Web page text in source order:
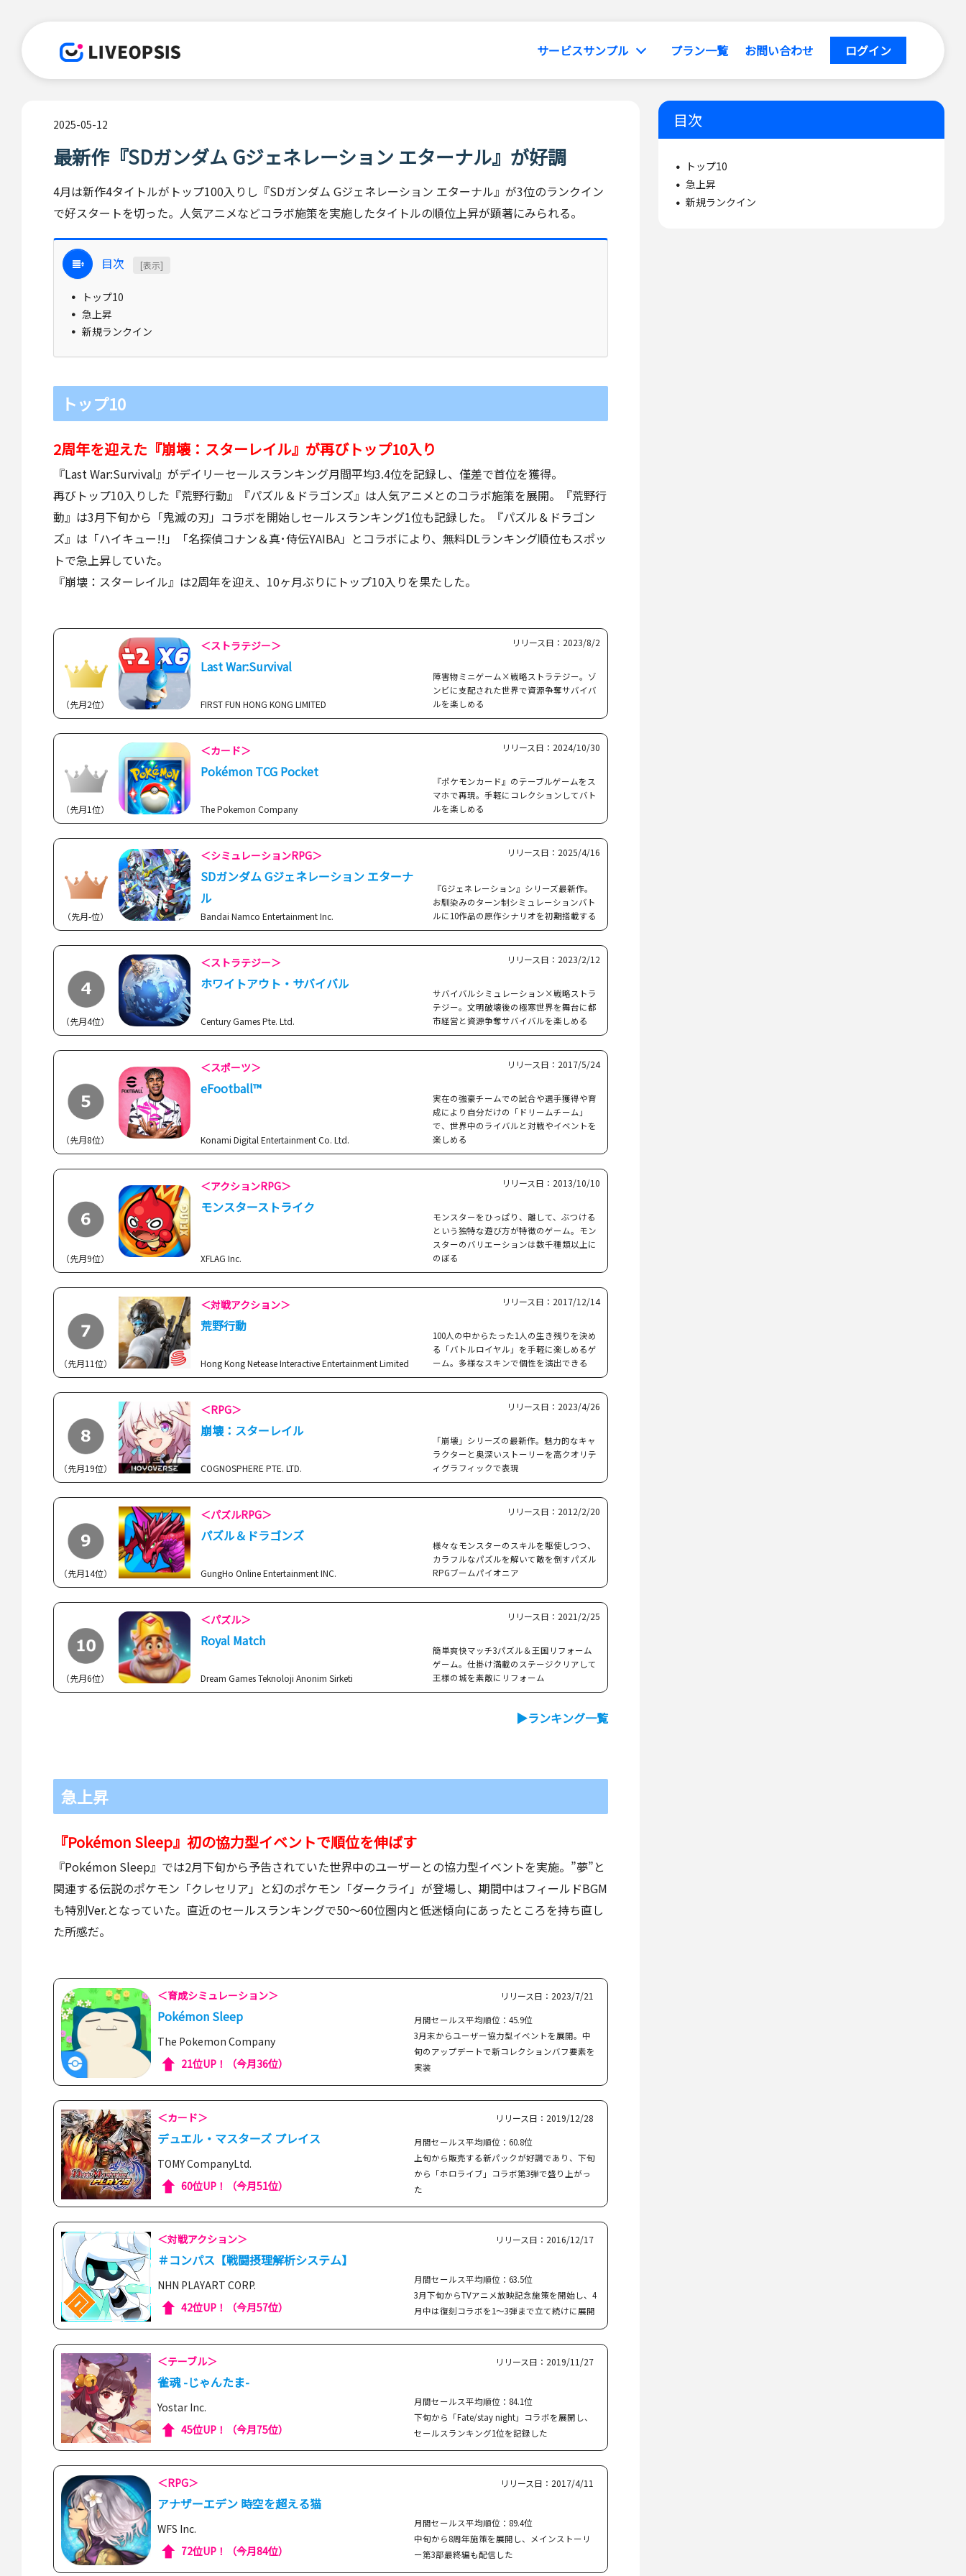
サービスサンプル プラン一覧 お問い合わせ ログイン
2025-05-12
最新作『SDガンダム Gジェネレーション エターナル』が好調
4月は新作4タイトルがトップ100入りし『SDガンダム Gジェネレーション エターナル』が3位のランクイン
で好スタートを切った。人気アニメなどコラボ施策を実施したタイトルの順位上昇が顕著にみられる。
目次 [表示]
トップ10
急上昇
新規ランクイン
トップ10
2周年を迎えた『崩壊：スターレイル』が再びトップ10入り
『Last War:Survival』がデイリーセールスランキング月間平均3.4位を記録し、僅差で首位を獲得。
再びトップ10入りした『荒野行動』『パズル＆ドラゴンズ』は人気アニメとのコラボ施策を展開。『荒野行
動』は3月下旬から「鬼滅の刃」コラボを開始しセールスランキング1位も記録した。『パズル＆ドラゴン
ズ』は「ハイキュー!!」「名探偵コナン＆真･侍伝YAIBA」 とコラボにより、無料DLランキング順位もスポッ
トで急上昇していた。
『崩壊：スターレイル』は2周年を迎え、10ヶ月ぶりにトップ10入りを果たした。
（先月2位）
＜ストラテジー＞ リリース日：2023/8/2
Last War:Survival
FIRST FUN HONG KONG LIMITED
障害物ミニゲーム×戦略ストラテジー。ゾ
ンビに支配された世界で資源争奪サバイバ
ルを楽しめる
（先月1位）
＜カード＞ リリース日：2024/10/30
Pokémon TCG Pocket
The Pokemon Company
『ポケモンカード』のテーブルゲームをス
マホで再現。手軽にコレクションしてバト
ルを楽しめる
（先月-位）
＜シミュレーションRPG＞ リリース日：2025/4/16
SDガンダム Gジェネレーション エターナ
ル
Bandai Namco Entertainment Inc.
『Gジェネレーション』シリーズ最新作。
お馴染みのターン制シミュレーションバト
ルに10作品の原作シナリオを初期搭載する
（先月4位）
＜ストラテジー＞ リリース日：2023/2/12
ホワイトアウト・サバイバル
Century Games Pte. Ltd.
サバイバルシミュレーション×戦略ストラ
テジー。文明破壊後の極寒世界を舞台に都
市経営と資源争奪サバイバルを楽しめる
（先月8位）
＜スポーツ＞ リリース日：2017/5/24
eFootball™
Konami Digital Entertainment Co. Ltd.
実在の強豪チームでの試合や選手獲得や育
成により自分だけの「ドリームチーム」
で、世界中のライバルと対戦やイベントを
楽しめる
（先月9位）
＜アクションRPG＞ リリース日：2013/10/10
モンスターストライク
XFLAG Inc.
モンスターをひっぱり、離して、ぶつける
という独特な遊び方が特徴のゲーム。モン
スターのバリエーションは数千種類以上に
のぼる
（先月11位）
＜対戦アクション＞ リリース日：2017/12/14
荒野行動
Hong Kong Netease Interactive Entertainment Limited
100人の中からたった1人の生き残りを決め
る「バトルロイヤル」を手軽に楽しめるゲ
ーム。多様なスキンで個性を演出できる
（先月19位）
＜RPG＞ リリース日：2023/4/26
崩壊：スターレイル
COGNOSPHERE PTE. LTD.
「崩壊」シリーズの最新作。魅力的なキャ
ラクターと奥深いストーリーを高クオリテ
ィグラフィックで表現
（先月14位）
＜パズルRPG＞ リリース日：2012/2/20
パズル＆ドラゴンズ
GungHo Online Entertainment INC.
様々なモンスターのスキルを駆使しつつ、
カラフルなパズルを解いて敵を倒すパズル
RPGブームパイオニア
（先月6位）
＜パズル＞ リリース日：2021/2/25
Royal Match
Dream Games Teknoloji Anonim Sirketi
簡単爽快マッチ3パズル＆王国リフォーム
ゲーム。仕掛け満載のステージクリアして
王様の城を素敵にリフォーム
▶︎ランキング一覧
急上昇
『Pokémon Sleep』初の協力型イベントで順位を伸ばす
『Pokémon Sleep』では2月下旬から予告されていた世界中のユーザーとの協力型イベントを実施。”夢”と
関連する伝説のポケモン「クレセリア」と幻のポケモン「ダークライ」が登場し、期間中はフィールドBGM
も特別Ver.となっていた。直近のセールスランキングで50〜60位圏内と低迷傾向にあったところを持ち直し
た所感だ。
＜育成シミュレーション＞ リリース日：2023/7/21
Pokémon Sleep
The Pokemon Company
21位UP！（今月36位）
月間セールス平均順位：45.9位
3月末からユーザー協力型イベントを展開。中
旬のアップデートで新コレクションバフ要素を
実装
＜カード＞ リリース日：2019/12/28
デュエル・マスターズ プレイス
TOMY CompanyLtd.
60位UP！（今月51位）
月間セールス平均順位：60.8位
上旬から販売する新パックが好調であり、下旬
から「ホロライブ」コラボ第3弾で盛り上がっ
た
＜対戦アクション＞ リリース日：2016/12/17
＃コンパス【戦闘摂理解析システム】
NHN PLAYART CORP.
42位UP！（今月57位）
月間セールス平均順位：63.5位
3月下旬からTVアニメ放映記念施策を開始し、4
月中は復刻コラボを1〜3弾まで立て続けに展開
＜テーブル＞ リリース日：2019/11/27
雀魂 -じゃんたま-
Yostar Inc.
45位UP！（今月75位）
月間セールス平均順位：84.1位
下旬から「Fate/stay night」コラボを展開し、
セールスランキング1位を記録した
＜RPG＞ リリース日：2017/4/11
アナザーエデン 時空を超える猫
WFS Inc.
72位UP！（今月84位）
月間セールス平均順位：89.4位
中旬から8周年施策を展開し、メインストーリ
ー第3部最終編も配信した
目次
トップ10
急上昇
新規ランクイン